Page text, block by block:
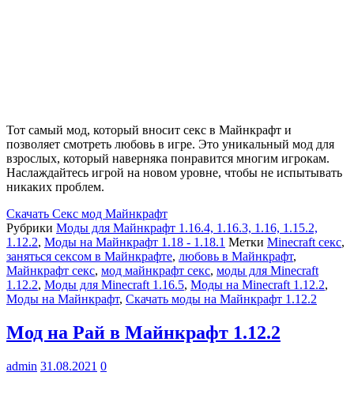
Тот самый мод, который вносит секс в Майнкрафт и
позволяет смотреть любовь в игре. Это уникальный мод для
взрослых, который наверняка понравится многим игрокам.
Наслаждайтесь игрой на новом уровне, чтобы не испытывать
никаких проблем.
Скачать Секс мод Майнкрафт
Рубрики Моды для Майнкрафт 1.16.4, 1.16.3, 1.16, 1.15.2,
1.12.2, Моды на Майнкрафт 1.18 - 1.18.1 Метки Minecraft секс,
заняться сексом в Майнкрафте, любовь в Майнкрафт,
Майнкрафт секс, мод майнкрафт секс, моды для Minecraft
1.12.2, Моды для Minecraft 1.16.5, Моды на Minecraft 1.12.2,
Моды на Майнкрафт, Скачать моды на Майнкрафт 1.12.2
Мод на Рай в Майнкрафт 1.12.2
admin 31.08.2021 0